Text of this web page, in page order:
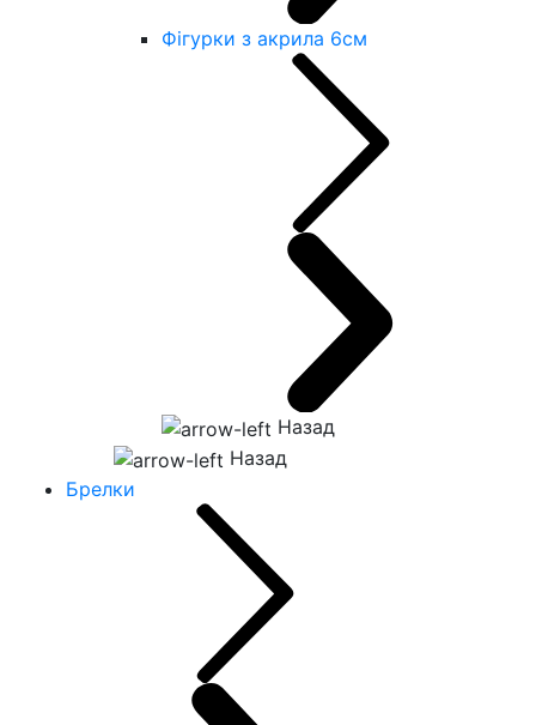
Фігурки з акрила 6см
Назад
Назад
Брелки